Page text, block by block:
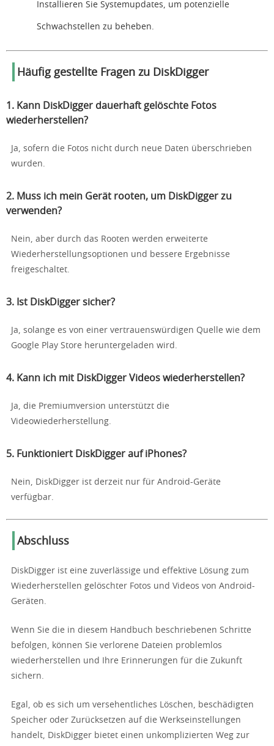
Installieren Sie Systemupdates, um potenzielle
Schwachstellen zu beheben.
Häufig gestellte Fragen zu DiskDigger
1. Kann DiskDigger dauerhaft gelöschte Fotos
wiederherstellen?
Ja, sofern die Fotos nicht durch neue Daten überschrieben
wurden.
2. Muss ich mein Gerät rooten, um DiskDigger zu
verwenden?
Nein, aber durch das Rooten werden erweiterte
Wiederherstellungsoptionen und bessere Ergebnisse
freigeschaltet.
3. Ist DiskDigger sicher?
Ja, solange es von einer vertrauenswürdigen Quelle wie dem
Google Play Store heruntergeladen wird.
4. Kann ich mit DiskDigger Videos wiederherstellen?
Ja, die Premiumversion unterstützt die
Videowiederherstellung.
5. Funktioniert DiskDigger auf iPhones?
Nein, DiskDigger ist derzeit nur für Android-Geräte
verfügbar.
Abschluss
DiskDigger ist eine zuverlässige und effektive Lösung zum
Wiederherstellen gelöschter Fotos und Videos von Android-
Geräten.
Wenn Sie die in diesem Handbuch beschriebenen Schritte
befolgen, können Sie verlorene Dateien problemlos
wiederherstellen und Ihre Erinnerungen für die Zukunft
sichern.
Egal, ob es sich um versehentliches Löschen, beschädigten
Speicher oder Zurücksetzen auf die Werkseinstellungen
handelt, DiskDigger bietet einen unkomplizierten Weg zur